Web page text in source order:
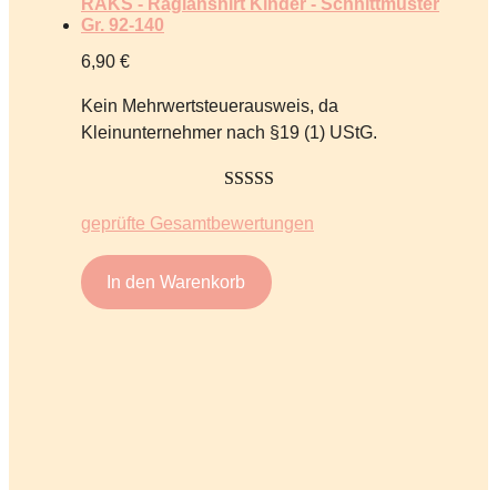
RAKS - Raglanshirt Kinder - Schnittmuster
Gr. 92-140
6,90 €
Kein Mehrwertsteuerausweis, da
Kleinunternehmer nach §19 (1) UStG.
geprüfte Gesamtbewertungen
In den Warenkorb